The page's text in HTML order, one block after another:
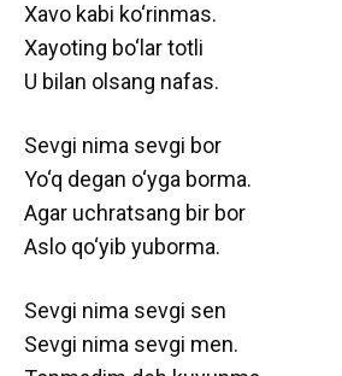
Xavo kabi ko‘rinmas.
Xayoting bo‘lar totli
U bilan olsang nafas.
Sevgi nima sevgi bor
Yo‘q degan o‘yga borma.
Agar uchratsang bir bor
Aslo qo‘yib yuborma.
Sevgi nima sevgi sen
Sevgi nima sevgi men.